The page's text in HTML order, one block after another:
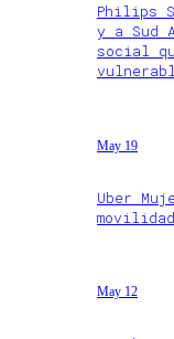
Philips
y a Sud
social
May 19
Uber
May 12